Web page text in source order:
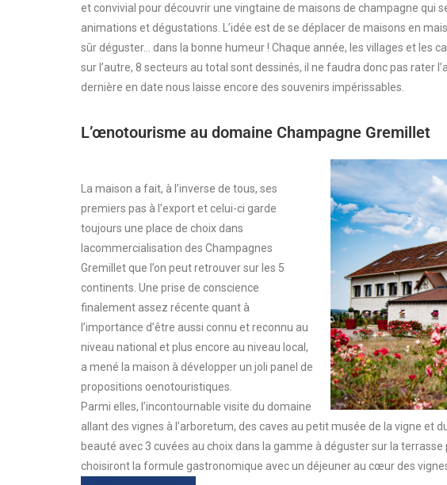
et convivial pour découvrir une vingtaine de maisons de champagne qui
animations et dégustations. L’idée est de se déplacer de maisons en
sûr déguster… dans la bonne humeur ! Chaque année, les villages et les
sur l’autre, 8 secteurs au total sont dessinés, il ne faudra donc pas rater
dernière en date nous laisse encore des souvenirs impérissables.
L’œnotourisme au domaine Champagne Gremillet
La maison a fait, à l’inverse de tous, ses
premiers pas à l’export et celui-ci garde
toujours une place de choix dans
lacommercialisation des Champagnes
Gremillet que l’on peut retrouver sur les 5
continents. Une prise de conscience
finalement assez récente quant à
l’importance d’être aussi connu et reconnu au
niveau national et plus encore au niveau local,
a mené la maison à développer un joli panel de
propositions oenotouristiques.
Parmi elles, l’incontournable visite du domaine
allant des vignes à l’arboretum, des caves au petit musée de la vigne et
beauté avec 3 cuvées au choix dans la gamme à déguster sur la
choisiront la formule gastronomique avec un déjeuner au cœur des